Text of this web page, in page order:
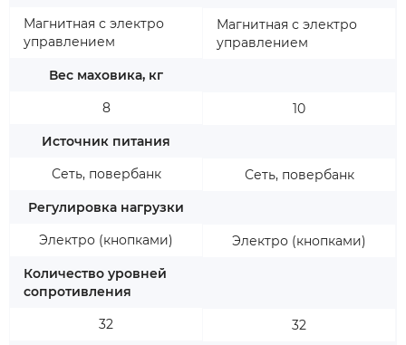
Магнитная с электро
управлением
Вес маховика, кг
8
Источник питания
Сеть, повербанк
Регулировка нагрузки
Электро (кнопками)
Количество уровней
сопротивления
32
Магнитная с электро
управлением
10
Сеть, повербанк
Электро (кнопками)
32